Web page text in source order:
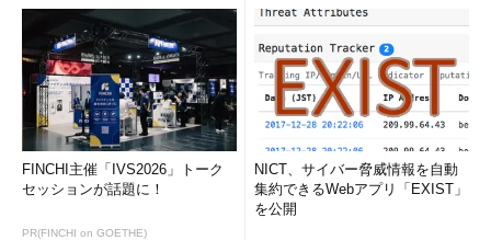
--------
559713.4499
MAX／MIN
MAXおよびMIN関数は、指定された列の最大値、最小値を求め
るための関数です。NULL値は無視され、集計が行われます。
次の例では、特定顧客の受注履歴から、最高／最低の支払額を
求めています。
FINCHI主催「IVS2026」トーク
セッションが話題に！
PR(FINCHI on GOETHE)
NICT、サイバー脅威情報を自動
集約できるWebアプリ「EXIST」
を公開